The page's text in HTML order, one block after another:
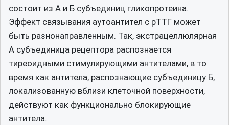
состоит из А и Б субъединиц гликопротеина.
Эффект связывания аутоантител с рТТГ может
быть разнонаправленным. Так, экстрацеллюлярная
А субъединица рецептора распознается
тиреоидными стимулирующими антителами, в то
время как антитела, распознающие субъединицу Б,
локализованную вблизи клеточной поверхности,
действуют как функционально блокирующие
антитела.